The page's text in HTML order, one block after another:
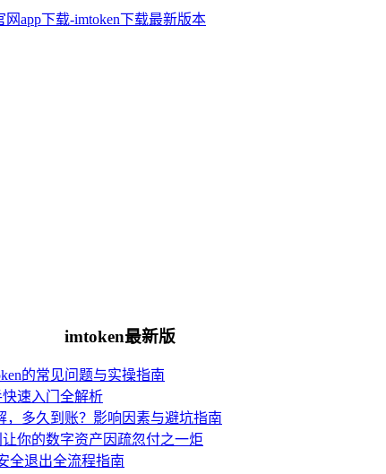
imtoken最新版
的常见问题与实操指南
速入门全解析
，多久到账？影响因素与避坑指南
你的数字资产因疏忽付之一炬
全退出全流程指南